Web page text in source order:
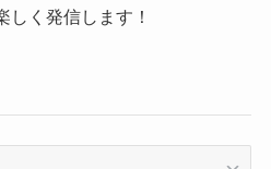
しく発信します！